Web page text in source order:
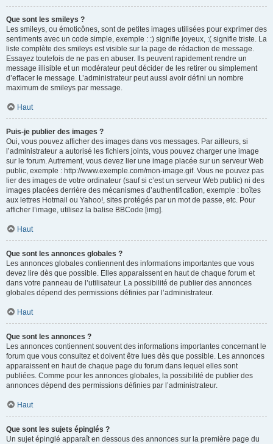
Que sont les smileys ?
Les smileys, ou émoticônes, sont de petites images utilisées pour exprimer des
sentiments avec un code simple, exemple : :) signifie joyeux, :( signifie triste. La
liste complète des smileys est visible sur la page de rédaction de message.
Essayez toutefois de ne pas en abuser. Ils peuvent rapidement rendre un
message illisible et un modérateur peut décider de les retirer ou simplement
d’effacer le message. L’administrateur peut aussi avoir défini un nombre
maximum de smileys par message.
Haut
Puis-je publier des images ?
Oui, vous pouvez afficher des images dans vos messages. Par ailleurs, si
l’administrateur a autorisé les fichiers joints, vous pouvez charger une image
sur le forum. Autrement, vous devez lier une image placée sur un serveur Web
public, exemple : http://www.exemple.com/mon-image.gif. Vous ne pouvez pas
lier des images de votre ordinateur (sauf si c’est un serveur Web public) ni des
images placées derrière des mécanismes d’authentification, exemple : boîtes
aux lettres Hotmail ou Yahoo!, sites protégés par un mot de passe, etc. Pour
afficher l’image, utilisez la balise BBCode [img].
Haut
Que sont les annonces globales ?
Les annonces globales contiennent des informations importantes que vous
devez lire dès que possible. Elles apparaissent en haut de chaque forum et
dans votre panneau de l’utilisateur. La possibilité de publier des annonces
globales dépend des permissions définies par l’administrateur.
Haut
Que sont les annonces ?
Les annonces contiennent souvent des informations importantes concernant le
forum que vous consultez et doivent être lues dès que possible. Les annonces
apparaissent en haut de chaque page du forum dans lequel elles sont
publiées. Comme pour les annonces globales, la possibilité de publier des
annonces dépend des permissions définies par l’administrateur.
Haut
Que sont les sujets épinglés ?
Un sujet épinglé apparaît en dessous des annonces sur la première page du